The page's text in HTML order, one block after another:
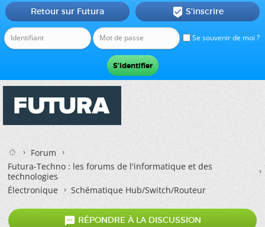
Se souvenir de moi ?
Retour sur Futura  S'inscrire
Forum
Futura-Techno : les forums de l'informatique et des
technologies
Électronique
Schématique Hub/Switch/Routeur
 RÉPONDRE À LA DISCUSSION